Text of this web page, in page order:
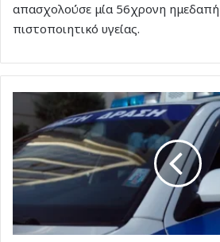
απασχολούσε μία 56χρονη
πιστοποιητικό υγείας.
Συλλήψεις
Κω
για
οπλοκατοχή
και
ΚΟΚ